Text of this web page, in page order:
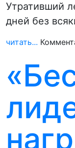
Утративший
дней без
читать...